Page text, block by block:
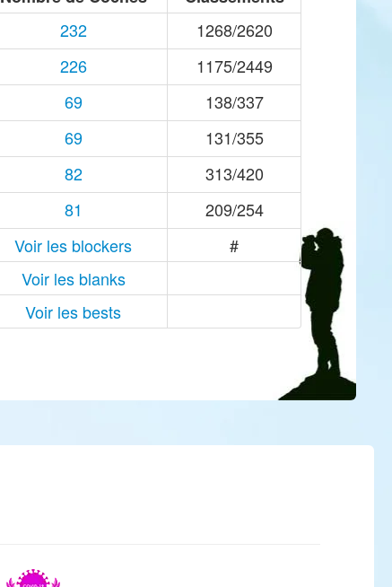
232
1268/2620
226
1175/2449
69
138/337
69
131/355
82
313/420
81
209/254
Voir les blockers
#
Voir les blanks
Voir les bests